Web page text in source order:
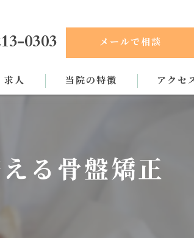
0303 メールで相談
求人 当院の特徴
姿勢矯正
アクセ
る骨盤矯正